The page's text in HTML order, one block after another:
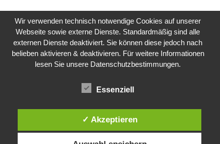
Wir verwenden technisch notwendige Cookies auf unserer
Webseite sowie externe Dienste. Standardmäßig sind alle
externen Dienste deaktiviert. Sie können diese jedoch nach
belieben aktivieren & deaktivieren. Für weitere Informationen
lesen Sie unsere Datenschutzbestimmungen.
Essenziell
✓ Akzeptieren